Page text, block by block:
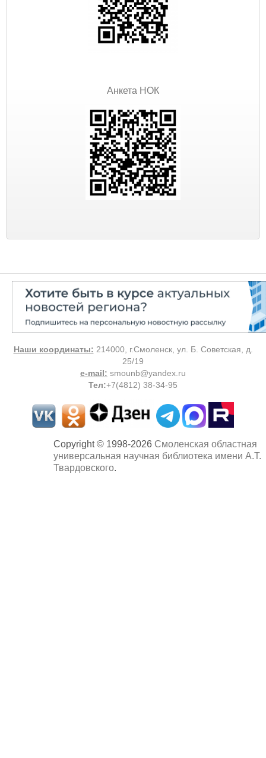
Анкета НОК
Наши координаты: 214000, г.Смоленск, ул. Б. Советская, д.
25/19
e-mail: smounb@yandex.ru
Тел:+7(4812) 38-34-95
Copyright © 1998-2026 Смоленская областная
универсальная научная библиотека имени А.Т.
Твардовского.